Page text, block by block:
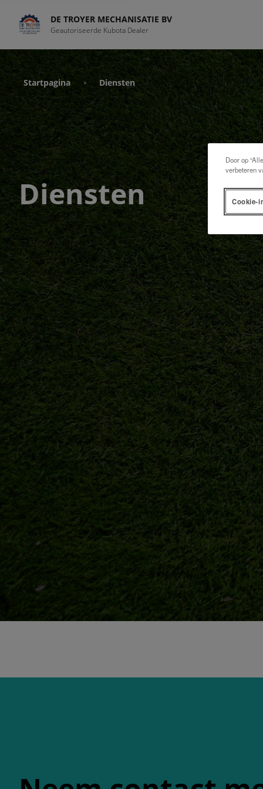
DE TROYER MECHANISATIE BV
Geautoriseerde Kubota Dealer
Startpagina › Diensten
Diensten
Door op
verbeteren
Cookie-